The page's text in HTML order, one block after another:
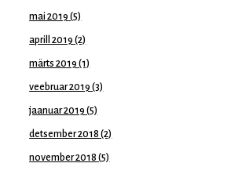
mai 2019 (5)
aprill 2019 (2)
märts 2019 (1)
veebruar 2019 (3)
jaanuar 2019 (5)
detsember 2018 (2)
november 2018 (5)